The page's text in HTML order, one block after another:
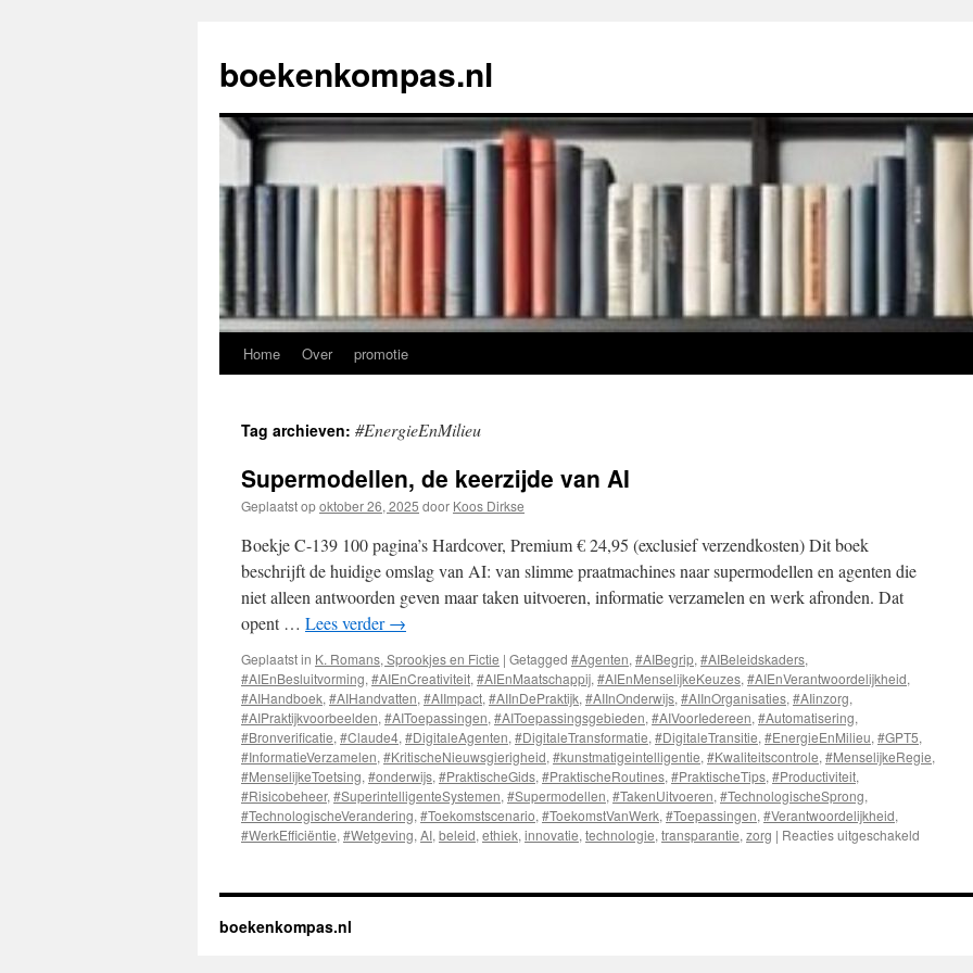
de
inhoud
boekenkompas.nl
Home Over promotie
Tag archieven: #EnergieEnMilieu
Supermodellen, de keerzijde van AI
Geplaatst opoktober 26, 2025 door Koos Dirkse
Boekje C-139 100 pagina’s Hardcover, Premium € 24,95 (exclusief verzendkosten) Dit boek
beschrijft de huidige omslag van AI: van slimme praatmachines naar supermodellen en agenten die
niet alleen antwoorden geven maar taken uitvoeren, informatie verzamelen en werk afronden. Dat
opent … Lees verder→
Geplaatst in K. Romans, Sprookjes en Fictie | Getagged #Agenten, #AIBegrip, #AIBeleidskaders,
#AIEnBesluitvorming, #AIEnCreativiteit, #AIEnMaatschappij, #AIEnMenselijkeKeuzes, #AIEnVerantwoordelijkheid,
#AIHandboek, #AIHandvatten, #AIImpact, #AIInDePraktijk, #AIInOnderwijs, #AIInOrganisaties, #AIinzorg,
#AIPraktijkvoorbeelden, #AIToepassingen, #AIToepassingsgebieden, #AIVoorIedereen, #Automatisering,
#Bronverificatie, #Claude4, #DigitaleAgenten, #DigitaleTransformatie, #DigitaleTransitie, #EnergieEnMilieu, #GPT5,
#InformatieVerzamelen, #KritischeNieuwsgierigheid, #kunstmatigeintelligentie, #Kwaliteitscontrole, #MenselijkeRegie,
#MenselijkeToetsing, #onderwijs, #PraktischeGids, #PraktischeRoutines, #PraktischeTips, #Productiviteit,
#Risicobeheer, #SuperintelligenteSystemen, #Supermodellen, #TakenUitvoeren, #TechnologischeSprong,
#TechnologischeVerandering, #Toekomstscenario, #ToekomstVanWerk, #Toepassingen, #Verantwoordelijkheid,
#WerkEfficiëntie, #Wetgeving, AI, beleid, ethiek, innovatie, technologie, transparantie, zorg | Reacties uitgeschakeld
keerzijde
boekenkompas.nl